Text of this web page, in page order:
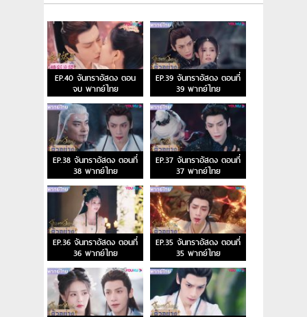
EP.40 จันทราอัสดง ตอน
จบ พากย์ไทย
EP.39 จันทราอัสดง ตอนที่
39 พากย์ไทย
EP.38 จันทราอัสดง ตอนที่
38 พากย์ไทย
EP.37 จันทราอัสดง ตอนที่
37 พากย์ไทย
EP.36 จันทราอัสดง ตอนที่
36 พากย์ไทย
EP.35 จันทราอัสดง ตอนที่
35 พากย์ไทย